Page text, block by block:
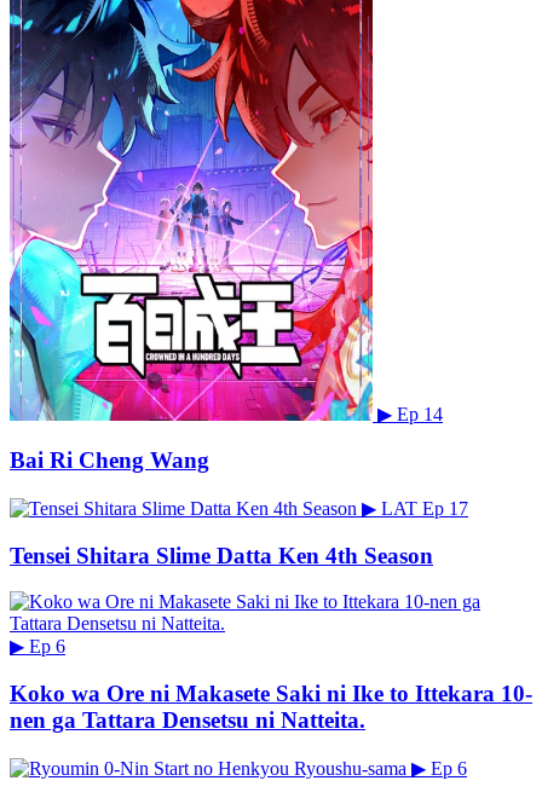
▶ Ep 14
Bai Ri Cheng Wang
▶ LAT Ep 17
Tensei Shitara Slime Datta Ken 4th Season
▶ Ep 6
Koko wa Ore ni Makasete Saki ni Ike to Ittekara 10-
nen ga Tattara Densetsu ni Natteita.
▶ Ep 6